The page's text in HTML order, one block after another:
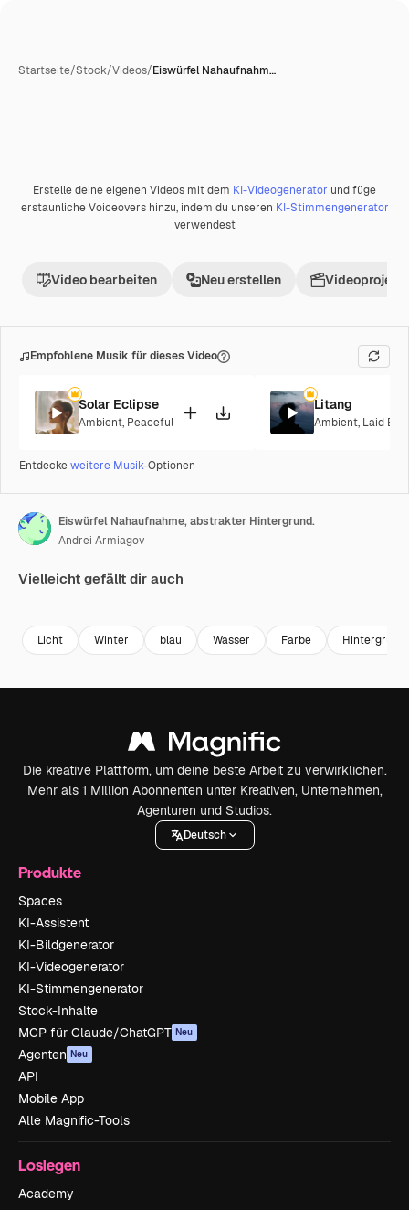
Startseite/Stock/Videos/Eiswürfel Nahaufnahm…
Premium
Erstelle deine eigenen Videos mit dem KI-Videogenerator und füge
erstaunliche Voiceovers hinzu, indem du unseren KI-Stimmengenerator
verwendest
Video bearbeiten Neu erstellen Videoprojekt
Empfohlene Musik für dieses Video
Solar Eclipse
Ambient, Peaceful
Litang
Ambient, Laid
Entdeckeweitere Musik-Optionen
Eiswürfel Nahaufnahme, abstrakter Hintergrund.
Andrei Armiagov
Vielleicht gefällt dir auch
Licht Winter blau Wasser Farbe Hintergrund
Die kreative Plattform, um deine beste Arbeit zu verwirklichen.
Mehr als 1 Million Abonnenten unter Kreativen, Unternehmen,
Agenturen und Studios.
Deutsch
Produkte
Spaces
KI-Assistent
KI-Bildgenerator
KI-Videogenerator
KI-Stimmengenerator
Stock-Inhalte
MCP für Claude/ChatGPT Neu
Agenten Neu
API
Mobile App
Alle Magnific-Tools
Loslegen
Academy